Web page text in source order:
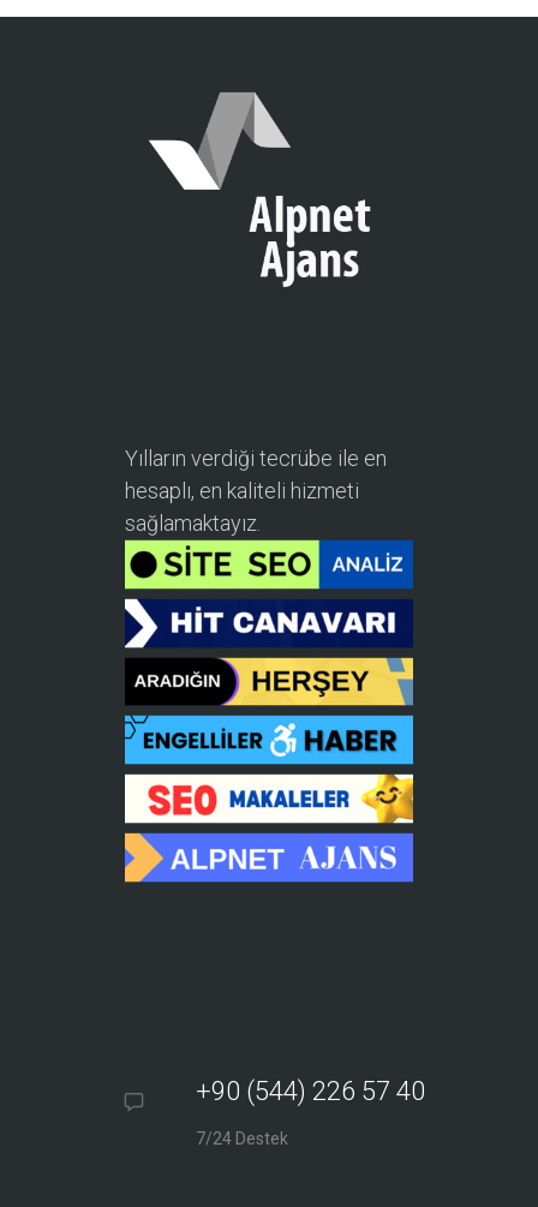
Yılların verdiği tecrübe ile en
hesaplı, en kaliteli hizmeti
sağlamaktayız.
+90 (544) 226 57 40
7/24 Destek